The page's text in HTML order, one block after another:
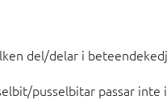
del/delar i
pusselbitar passar